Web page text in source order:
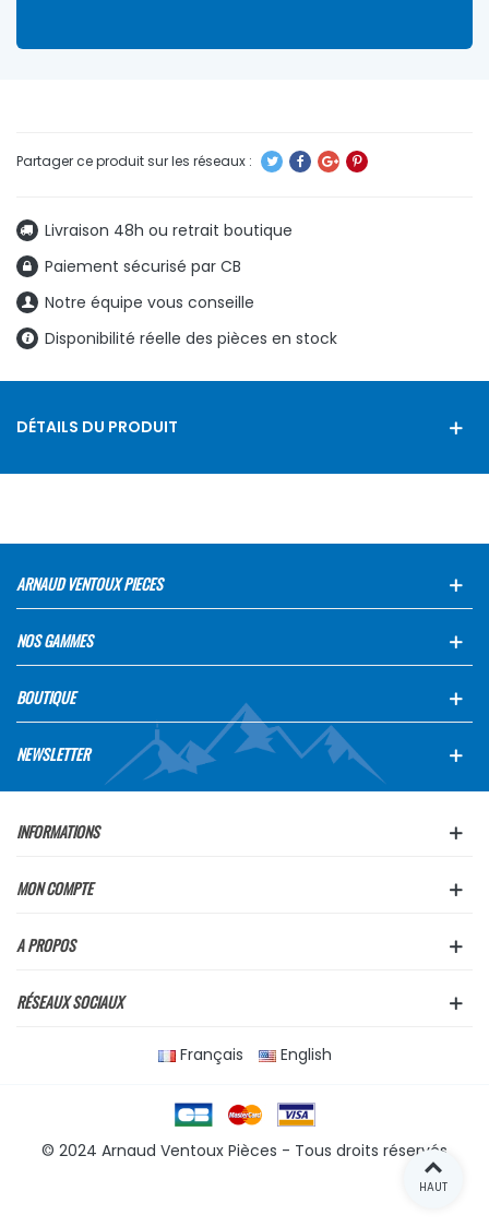
Livraison 48h ou retrait boutique
Paiement sécurisé par CB
Notre équipe vous conseille
Disponibilité réelle des pièces en stock
DÉTAILS DU PRODUIT
ARNAUD VENTOUX PIECES
NOS GAMMES
BOUTIQUE
NEWSLETTER
INFORMATIONS
MON COMPTE
A PROPOS
RÉSEAUX SOCIAUX
Français English
© 2024 Arnaud Ventoux Pièces - Tous droits réservés
HAUT